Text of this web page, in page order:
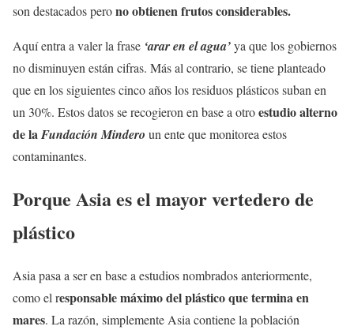
son destacados perono obtienen frutos considerables.
Aquí entra a valer la frase ‘arar en el agua’ya que los gobiernos
no disminuyen están cifras. Más al contrario, se tiene planteado
que en los siguientes cinco años los residuos plásticos suban en
un 30%. Estos datos se recogieron en base a otroestudio alterno
de la Fundación Mindero un ente que monitorea estos
contaminantes.
Porque Asia es el mayor vertedero de
plástico
Asia pasa a ser en base a estudios nombrados anteriormente,
como el responsable máximo del plástico que termina en
mares. La razón, simplemente Asia contiene la población